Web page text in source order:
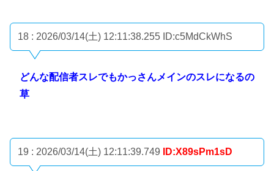
18 : 2026/03/14(土) 12:11:38.255 ID:c5MdCkWhS
どんな配信者スレでもかっさんメインのスレになるの
草
19 : 2026/03/14(土) 12:11:39.749 ID:X89sPm1sD